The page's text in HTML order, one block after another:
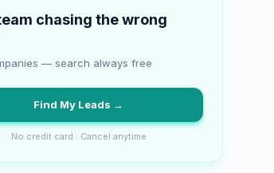
chasing the wrong
— search always free
Find My Leads →
No credit card · Cancel anytime